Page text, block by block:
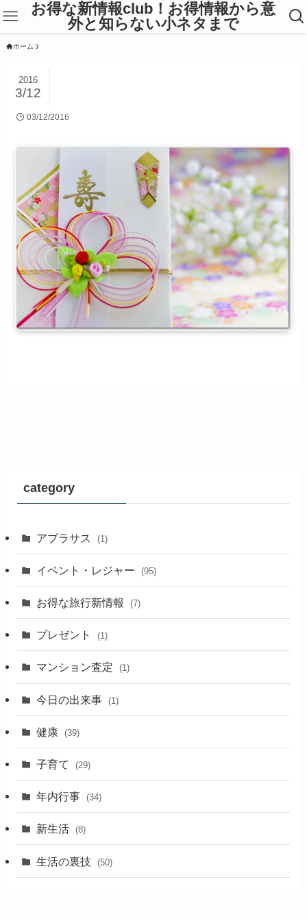
お得な新情報club！お得情報から意
外と知らない小ネタまで
ホーム
2016
3/12
03/12/2016
category
アブラサス (1)
イベント・レジャー (95)
お得な旅行新情報 (7)
プレゼント (1)
マンション査定 (1)
今日の出来事 (1)
健康 (39)
子育て (29)
年内行事 (34)
新生活 (8)
生活の裏技 (50)